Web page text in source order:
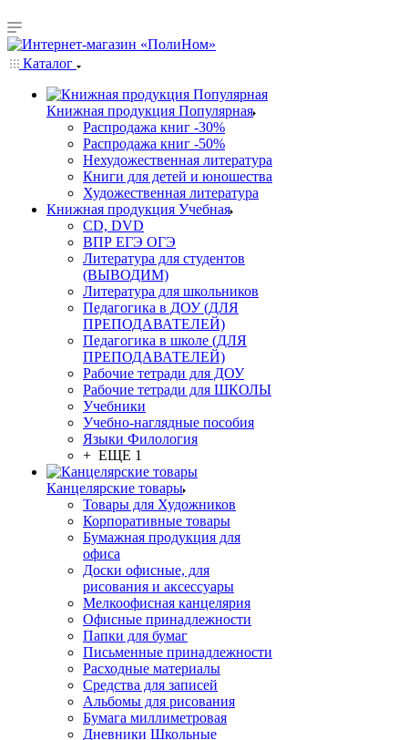
Каталог
Книжная продукция Популярная
Распродажа книг -30%
Распродажа книг -50%
Нехудожественная литература
Книги для детей и юношества
Художественная литература
Книжная продукция Учебная
CD, DVD
ВПР ЕГЭ ОГЭ
Литература для студентов
(ВЫВОДИМ)
Литература для школьников
Педагогика в ДОУ (ДЛЯ
ПРЕПОДАВАТЕЛЕЙ)
Педагогика в школе (ДЛЯ
ПРЕПОДАВАТЕЛЕЙ)
Рабочие тетради для ДОУ
Рабочие тетради для ШКОЛЫ
Учебники
Учебно-наглядные пособия
Языки Филология
+ ЕЩЕ 1
Канцелярские товары
Товары для Художников
Корпоративные товары
Бумажная продукция для
офиса
Доски офисные, для
рисования и аксессуары
Мелкоофисная канцелярия
Офисные принадлежности
Папки для бумаг
Письменные принадлежности
Расходные материалы
Средства для записей
Альбомы для рисования
Бумага миллиметровая
Дневники Школьные